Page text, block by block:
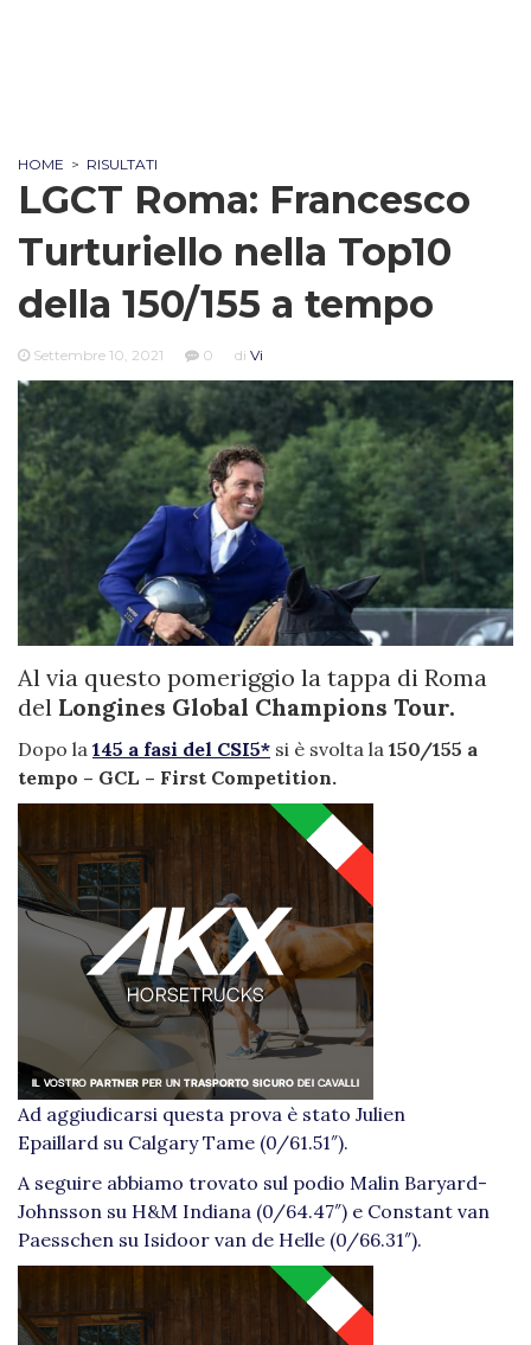
HOME > RISULTATI
LGCT Roma: Francesco
Turturiello nella Top10
della 150/155 a tempo
Settembre 10, 2021 0 di Vi
Al via questo pomeriggio la tappa di Roma
del Longines Global Champions Tour.
Dopo la 145 a fasi del CSI5* si è svolta la 150/155 a
tempo – GCL – First Competition.
Ad aggiudicarsi questa prova è stato Julien
Epaillard su Calgary Tame (0/61.51″).
A seguire abbiamo trovato sul podio Malin Baryard-
Johnsson su H&M Indiana (0/64.47″) e Constant van
Paesschen su Isidoor van de Helle (0/66.31″).